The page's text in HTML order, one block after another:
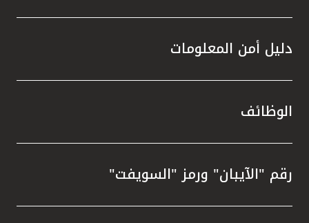
دليل أمن المعلومات
الوظائف
رقم "الآيبان" ورمز "السويفت"